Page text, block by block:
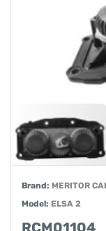
Brand: MERITOR
Model: ELSA 2
RCM01104